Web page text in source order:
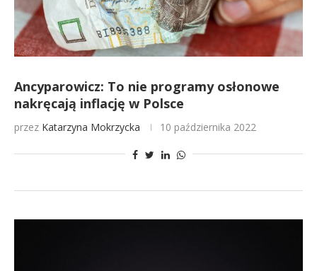
Ancyparowicz: To nie programy osłonowe
nakręcają inflację w Polsce
przez Katarzyna Mokrzycka 10 października 2022